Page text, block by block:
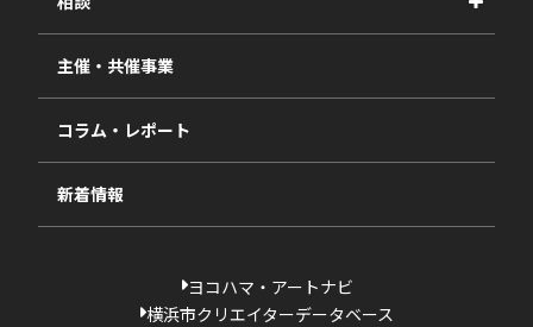
2025年度
2024年度
2023年度
過去の採択一覧
視察・ヒアリング・研究
相談依頼フォーム
主催・共催事業
コラム・レポート
新着情報
ヨコハマ・アートナビ
横浜市クリエイターデータベース